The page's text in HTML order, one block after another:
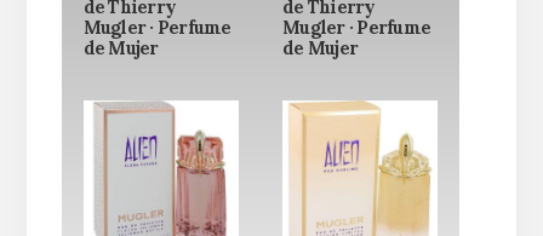
de Thierry
Mugler · Perfume
de Mujer
de Thierry
Mugler · Perfume
de Mujer